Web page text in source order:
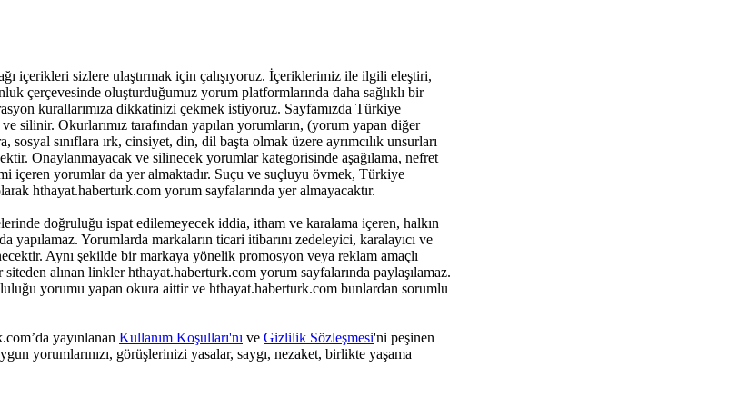
içerikleri sizlere ulaştırmak için çalışıyoruz. İçeriklerimiz ile ilgili eleştiri,
çerçevesinde oluşturduğumuz yorum platformlarında daha sağlıklı bir
kurallarımıza dikkatinizi çekmek istiyoruz. Sayfamızda Türkiye
silinir. Okurlarımız tarafından yapılan yorumların, (yorum yapan diğer
sınıflara ırk, cinsiyet, din, dil başta olmak üzere ayrımcılık unsurları
Onaylanmayacak ve silinecek yorumlar kategorisinde aşağılama, nefret
içeren yorumlar da yer almaktadır. Suçu ve suçluyu övmek, Türkiye
hthayat.haberturk.com yorum sayfalarında yer almayacaktır.
doğruluğu ispat edilemeyecek iddia, itham ve karalama içeren, halkın
Yorumlarda markaların ticari itibarını zedeleyici, karalayıcı ve
Aynı şekilde bir markaya yönelik promosyon veya reklam amaçlı
alınan linkler hthayat.haberturk.com yorum sayfalarında paylaşılamaz.
yorumu yapan okura aittir ve hthayat.haberturk.com bunlardan sorumlu
yayınlanan Kullanım Koşulları'nı ve Gizlilik Sözleşmesi'ni peşinen
yorumlarınızı, görüşlerinizi yasalar, saygı, nezaket, birlikte yaşama